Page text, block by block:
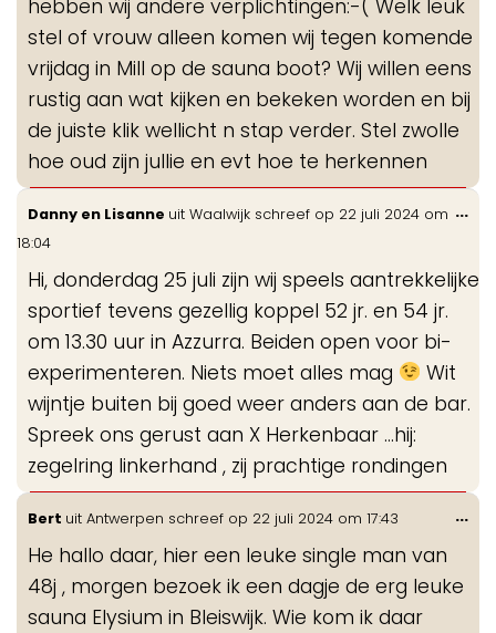
hebben wij andere verplichtingen:-( Welk leuk
stel of vrouw alleen komen wij tegen komende
vrijdag in Mill op de sauna boot? Wij willen eens
rustig aan wat kijken en bekeken worden en bij
de juiste klik wellicht n stap verder. Stel zwolle
hoe oud zijn jullie en evt hoe te herkennen
Danny en Lisanne uit Waalwijk schreef op 22 juli 2024 om
18:04
Hi, donderdag 25 juli zijn wij speels aantrekkelijke
sportief tevens gezellig koppel 52 jr. en 54 jr.
om 13.30 uur in Azzurra. Beiden open voor bi-
experimenteren. Niets moet alles mag
Wit
wijntje buiten bij goed weer anders aan de bar.
Spreek ons gerust aan X Herkenbaar …hij:
zegelring linkerhand , zij prachtige rondingen
...
Bert uit Antwerpen schreef op 22 juli 2024 om 17:43
He hallo daar, hier een leuke single man van
48j , morgen bezoek ik een dagje de erg leuke
sauna Elysium in Bleiswijk. Wie kom ik daar
...